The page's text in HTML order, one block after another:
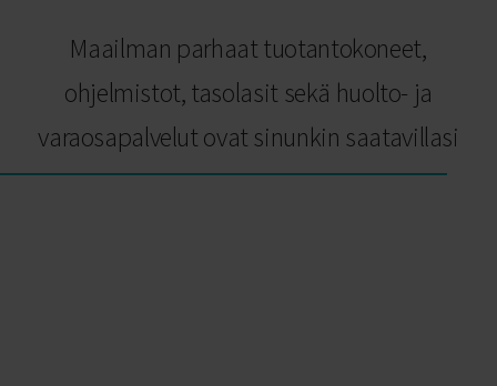
Maailman parhaat tuotantokoneet,
ohjelmistot, tasolasit sekä huolto- ja
varaosapalvelut ovat sinunkin saatavillasi